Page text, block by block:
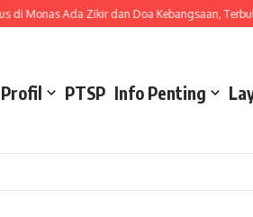
Ada Zikir dan Doa Kebangsaan, Terbuka
Profil PTSP Info Penting